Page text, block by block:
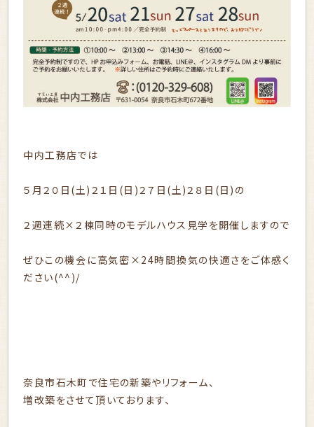
中内工務店では
５月２０日(土)２１日(日)２７日(土)２８日(日)の
２週連続×２棟同時のモデルハウス見学を開催しますので
ぜひこの機会に高気密×24時間換気の快適さをご体感く
ださい(^^)/
奈良市石木町で住宅の新築やリフォーム、
増改築をさせて頂いております、